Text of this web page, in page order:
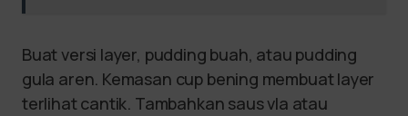
Buat versi layer, pudding buah, atau pudding
gula aren. Kemasan cup bening membuat layer
terlihat cantik. Tambahkan saus vla atau